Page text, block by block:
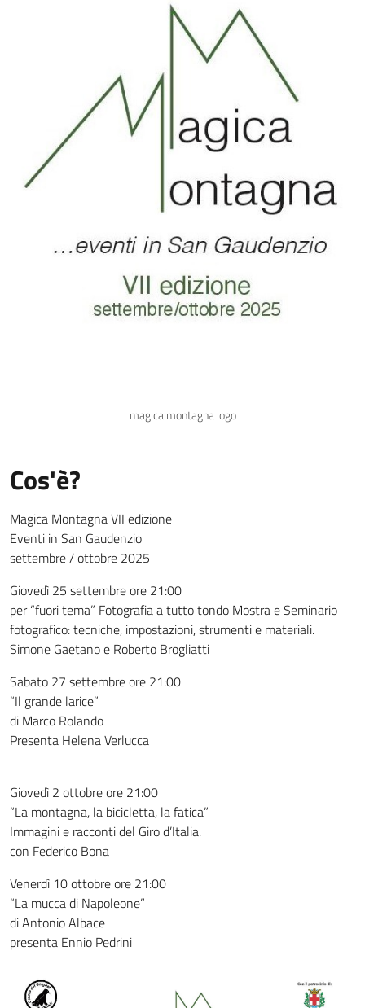
magica montagna logo
Cos'è?
Magica Montagna VII edizione
Eventi in San Gaudenzio
settembre / ottobre 2025
Giovedì 25 settembre ore 21:00
per “fuori tema” Fotografia a tutto tondo Mostra e Seminario
fotografico: tecniche, impostazioni, strumenti e materiali.
Simone Gaetano e Roberto Brogliatti
Sabato 27 settembre ore 21:00
“Il grande larice”
di Marco Rolando
Presenta Helena Verlucca
Giovedì 2 ottobre ore 21:00
“La montagna, la bicicletta, la fatica”
Immagini e racconti del Giro d’Italia.
con Federico Bona
Venerdì 10 ottobre ore 21:00
“La mucca di Napoleone”
di Antonio Albace
presenta Ennio Pedrini